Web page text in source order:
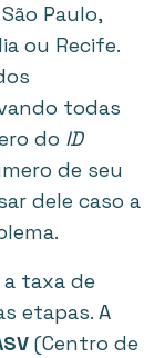
Paulo,
ou Recife.
todas
do ID
de seu
dele caso a
taxa de
etapas. A
(Centro de